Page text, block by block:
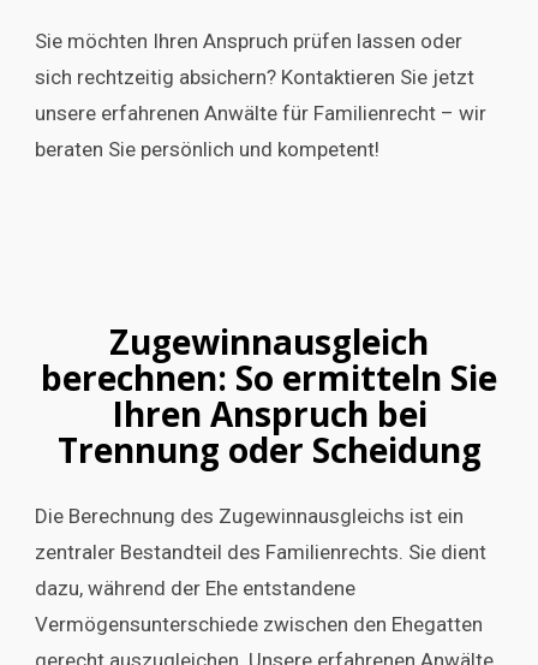
Sie möchten Ihren Anspruch prüfen lassen oder
sich rechtzeitig absichern? Kontaktieren Sie jetzt
unsere erfahrenen Anwälte für Familienrecht – wir
beraten Sie persönlich und kompetent!
Zugewinnausgleich
berechnen: So ermitteln Sie
Ihren Anspruch bei
Trennung oder Scheidung
Die Berechnung des Zugewinnausgleichs ist ein
zentraler Bestandteil des Familienrechts. Sie dient
dazu, während der Ehe entstandene
Vermögensunterschiede zwischen den Ehegatten
gerecht auszugleichen. Unsere erfahrenen Anwälte